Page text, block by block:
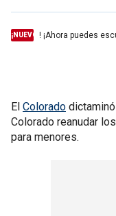
¡NUEVO ! ¡Ahora puedes
El Colorado
Colorado reanudar
para menores.